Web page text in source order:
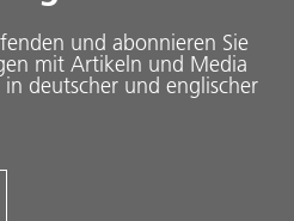
und abonnieren Sie
mit Artikeln und Media
in deutscher und englischer